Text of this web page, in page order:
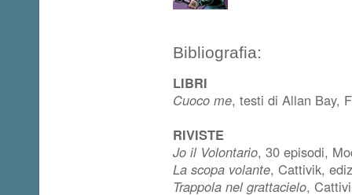
Bibliografia:
LIBRI
Cuoco me, testi di Allan Bay,
RIVISTE
Jo il Volontario, 30 episodi,
La scopa volante, Cattivik,
Trappola nel grattacielo,